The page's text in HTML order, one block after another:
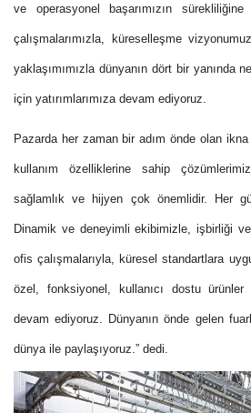
ve operasyonel başarımızın
çalışmalarımızla, küreselleşme
yaklaşımımızla dünyanın dört bir yanında
için yatırımlarımıza devam ediyoruz.
Pazarda her zaman bir adım önde olan
kullanım özelliklerine sahip
sağlamlık ve hijyen çok önemlidir. Her
Dinamik ve deneyimli ekibimizle, işbirliği
ofis çalışmalarıyla, küresel standartlara
özel, fonksiyonel, kullanıcı dostu
devam ediyoruz. Dünyanın önde gelen
dünya ile paylaşıyoruz.” dedi.